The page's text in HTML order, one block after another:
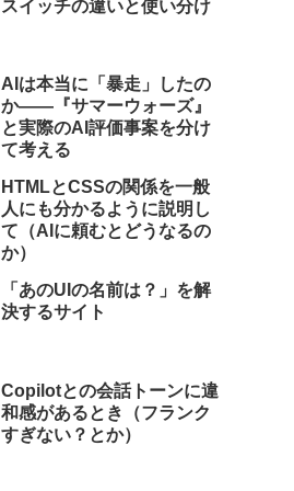
スイッチの違いと使い分け
AIは本当に「暴走」したの
か――『サマーウォーズ』
と実際のAI評価事案を分け
て考える
HTMLとCSSの関係を一般
人にも分かるように説明し
て（AIに頼むとどうなるの
か）
「あのUIの名前は？」を解
決するサイト
Copilotとの会話トーンに違
和感があるとき（フランク
すぎない？とか）